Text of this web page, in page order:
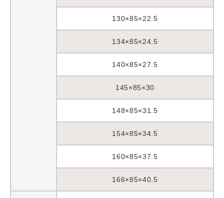
130×85×22.5
134×85×24.5
140×85×27.5
145×85×30
148×85×31.5
154×85×34.5
160×85×37.5
166×85×40.5